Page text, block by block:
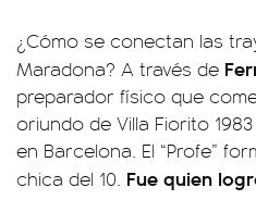
¿Cómo se conectan las
Maradona? A través de
preparador físico que
oriundo de Villa Fiorito
en Barcelona. El “Profe”
chica del 10. Fue quien